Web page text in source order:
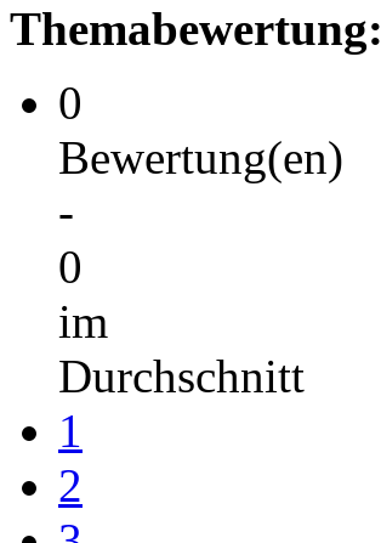
Themabewertung:
0
Bewertung(en)
-
0
im
Durchschnitt
1
2